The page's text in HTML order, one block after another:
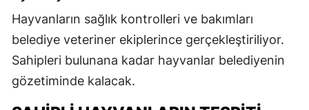
Hayvanların sağlık kontrolleri ve bakımları
belediye veteriner ekiplerince gerçekleştiriliyor.
Sahipleri bulunana kadar hayvanlar belediyenin
gözetiminde kalacak.